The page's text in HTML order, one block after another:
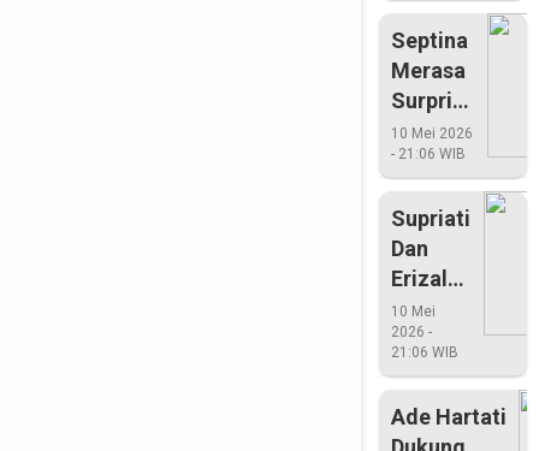
Dan
Bupati
Inhil
Tinjau
Pelabuhan
Enok
Septina
Merasa
Surprise
Ditunjuk
Jadi
10 Mei 2026
- 21:06 WIB
Supriati
Dan
Erizal
Tidak
Ikut
DPP
10 Mei
2026 -
21:06 WIB
Ade Hartati